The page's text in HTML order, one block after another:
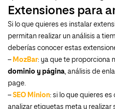
Extensiones para
Si lo que quieres es instalar
permitan realizar un análisis a
deberías conocer estas
– MozBar: ya que te proporciona
dominio y página, análisis de
page.
– SEO Minion: si lo que quieres
analizar etiquetas meta y realizar